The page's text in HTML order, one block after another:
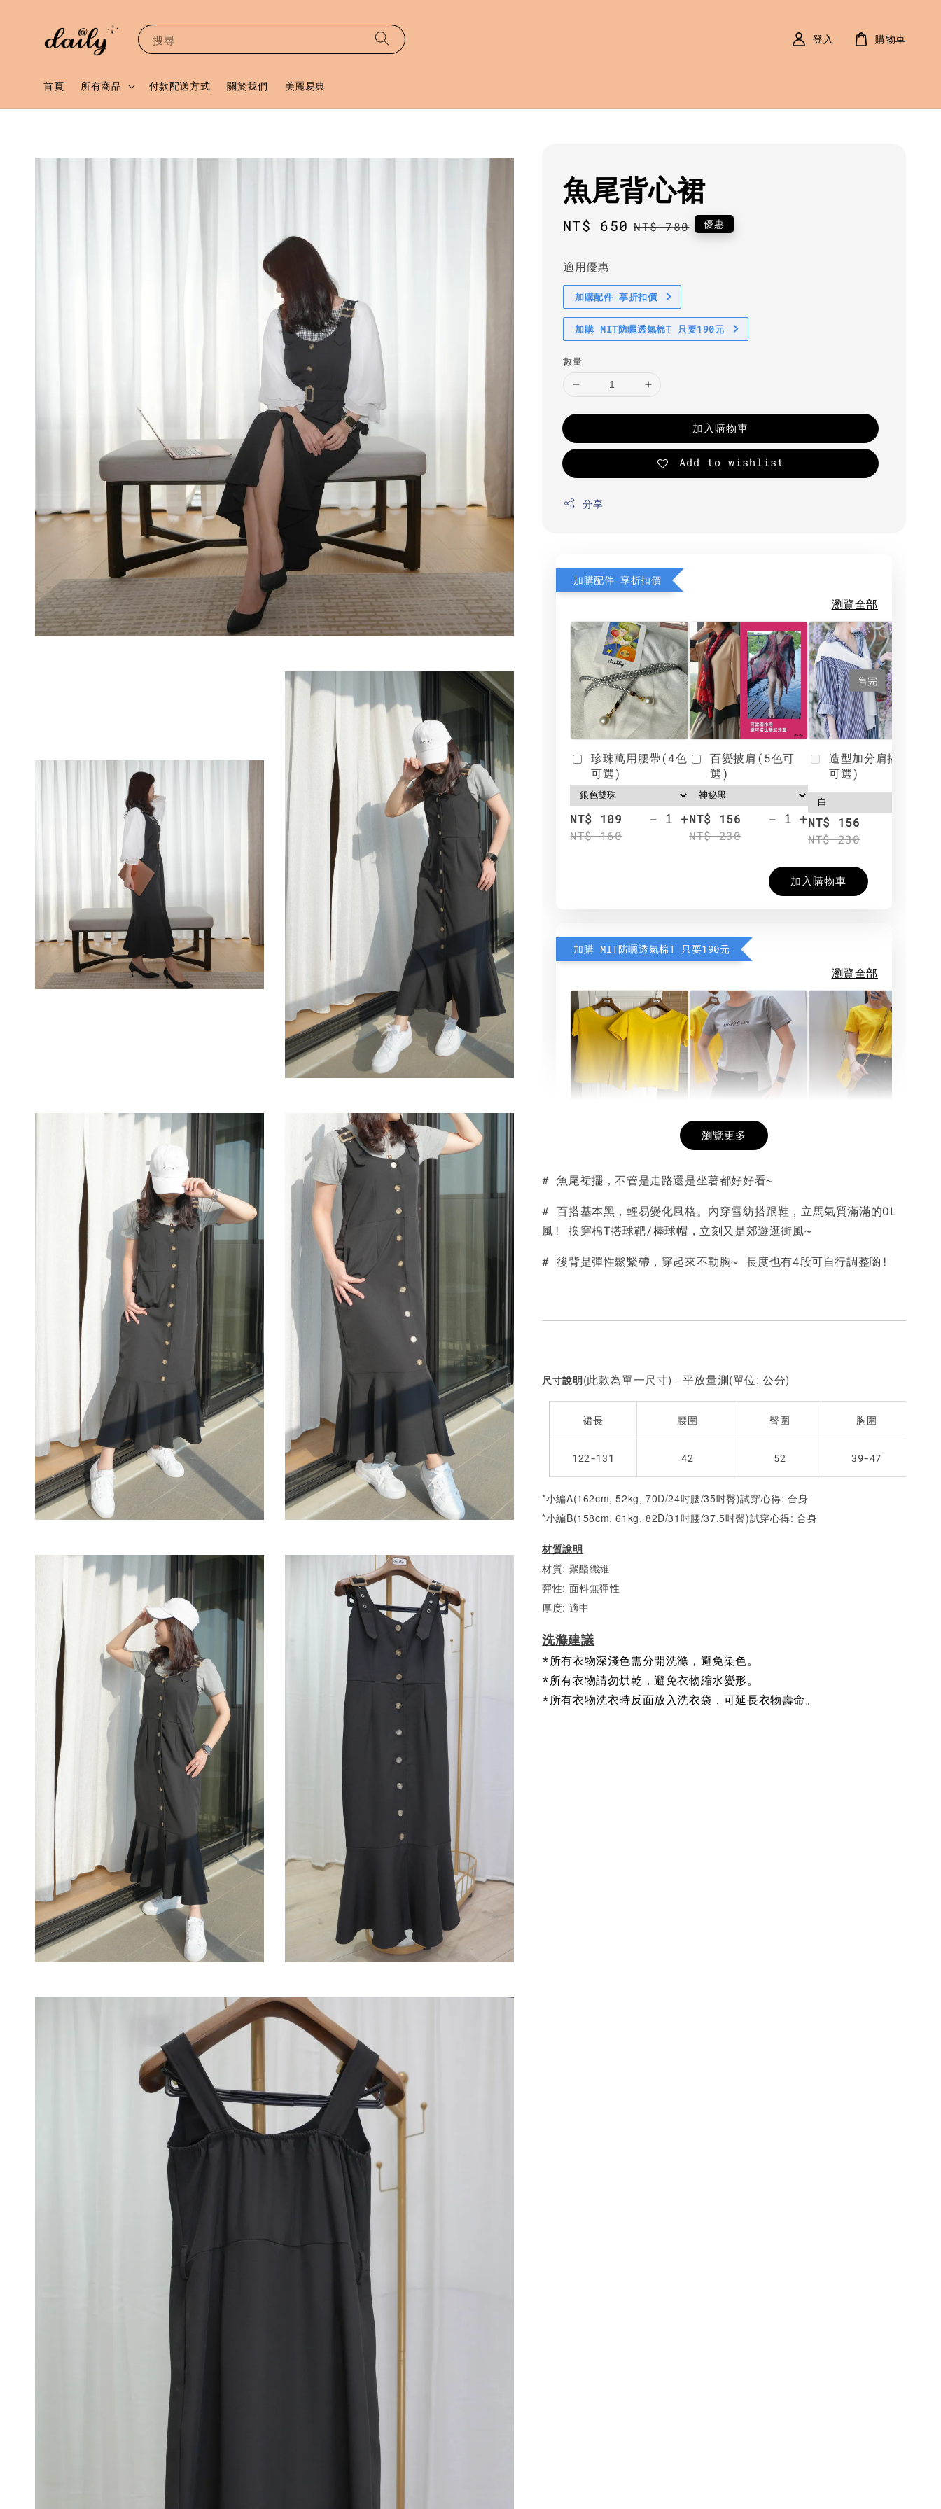
搜尋
首頁 所有商品 付款配送方式 關於我們 美麗易典
登入 購物車
魚尾背心裙
Sale
NT$ 650 Regular
NT$ 780 優惠
適用優惠
加購配件 享折扣價
加購 MIT防曬透氣棉T 只要190元
數量
加入購物車
Add to wishlist
分享
加購配件 享折扣價
瀏覽全部
珍珠萬用腰帶(4色
可選)
NT$ 109
NT$ 160
- +
百變披肩(5色可
選)
NT$ 156
NT$ 230
- +
售完
造型加分肩搭(4色
可選)
NT$ 156
NT$ 230
加入購物車
加購 MIT防曬透氣棉T 只要190元
瀏覽全部
NT$ 190
NT$ 450
- +
希望相隨雙面T
NT$ 190
NT$ 450
-
NT$ 450
瀏覽更多
# 魚尾裙擺，不管是走路還是坐著都好好看~
# 百搭基本黑，輕易變化風格。內穿雪紡搭跟鞋，立馬氣質滿滿的OL
風! 換穿棉T搭球靶/棒球帽，立刻又是郊遊逛街風~
# 後背是彈性鬆緊帶，穿起來不勒胸~ 長度也有4段可自行調整喲!
尺寸說明(此款為單一尺寸) - 平放量測(單位: 公分)
裙長 腰圍 臀圍 胸圍
122-131 42 52 39-47
*小編A(162cm, 52kg, 70D/24吋腰/35吋臀)試穿心得: 合身
*小編B(158cm, 61kg, 82D/31吋腰/37.5吋臀)試穿心得:合身
材質說明
材質: 聚酯纖維
彈性: 面料無彈性
厚度: 適中
洗滌建議
*所有衣物深淺色需分開洗滌，避免染色。
*所有衣物請勿烘乾，避免衣物縮水變形。
*所有衣物洗衣時反面放入洗衣袋，可延長衣物壽命。